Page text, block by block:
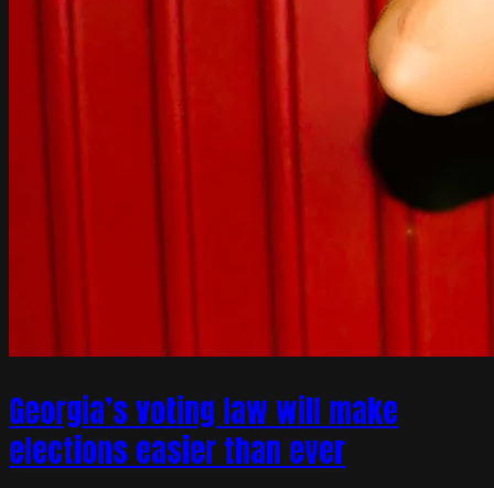
Georgia’s voting law will make
elections easier than ever